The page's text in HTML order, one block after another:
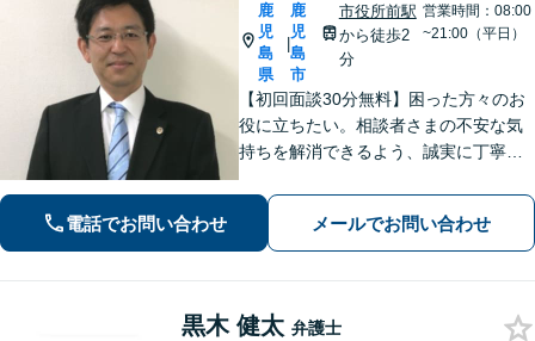
鹿
児
島
県
|
鹿
児
島
市
市役所前駅
から徒歩2
分
営業時間：08:00
~21:00（平日）
【初回面談30分無料】困った方々のお
役に立ちたい。相談者さまの不安な気
持ちを解消できるよう、誠実に丁寧に
ております【市役所前2分】【休日・夜
間面談OKも可能】
電話でお問い合わせ メールでお問い合わせ
黒木 健太 弁護士